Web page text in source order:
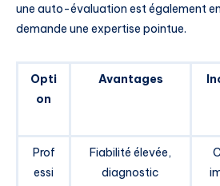
une auto-évaluation est également
demande une expertise pointue.
Opti
on
Avantages
Prof
essi
Fiabilité élevée,
diagnostic